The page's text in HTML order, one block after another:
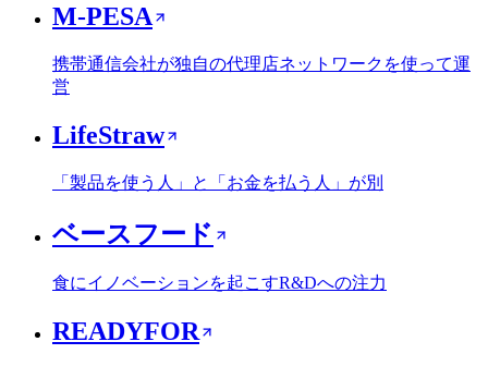
M-PESA
携帯通信会社が独自の代理店ネットワークを使って運
営
LifeStraw
「製品を使う人」と「お金を払う人」が別
ベースフード
食にイノベーションを起こすR&Dへの注力
READYFOR